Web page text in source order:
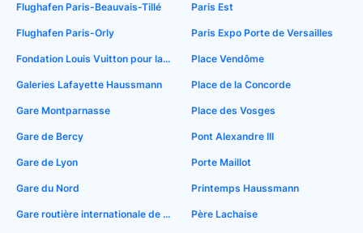
Flughafen Paris-Beauvais-Tillé
Flughafen Paris-Orly
Fondation Louis Vuitton pour la Création
Galeries Lafayette Haussmann
Gare Montparnasse
Gare de Bercy
Gare de Lyon
Gare du Nord
Gare routière internationale de Paris-Gallieni
Paris Est
Paris Expo Porte de Versailles
Place Vendôme
Place de la Concorde
Place des Vosges
Pont Alexandre III
Porte Maillot
Printemps Haussmann
Père Lachaise